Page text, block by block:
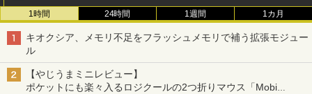
1時間 24時間 1週間 1カ月
キオクシア、メモリ不足をフラッシュメモリで補う拡張モジュー
ル
【やじうまミニレビュー】
ポケットにも楽々入るロジクールの2つ折りマウス「Mobi